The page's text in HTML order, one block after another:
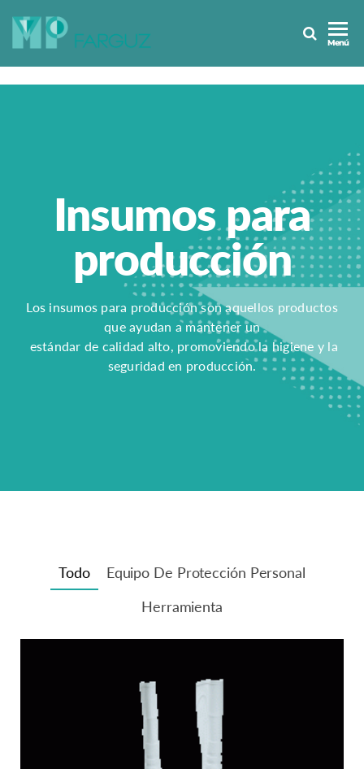
Farguz
Menú
Insumos para
producción
Los insumos para producción son aquellos productos
que ayudan a mantener un
estándar de calidad alto, promoviendo la higiene y la
seguridad en producción.
Todo
Equipo De Protección Personal
Herramienta